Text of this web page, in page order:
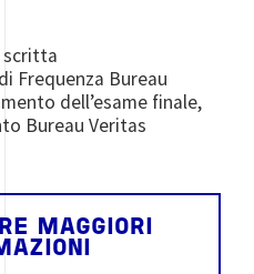
scritta
Bureau
dell’esame finale,
Bureau Veritas
MAGGIORI